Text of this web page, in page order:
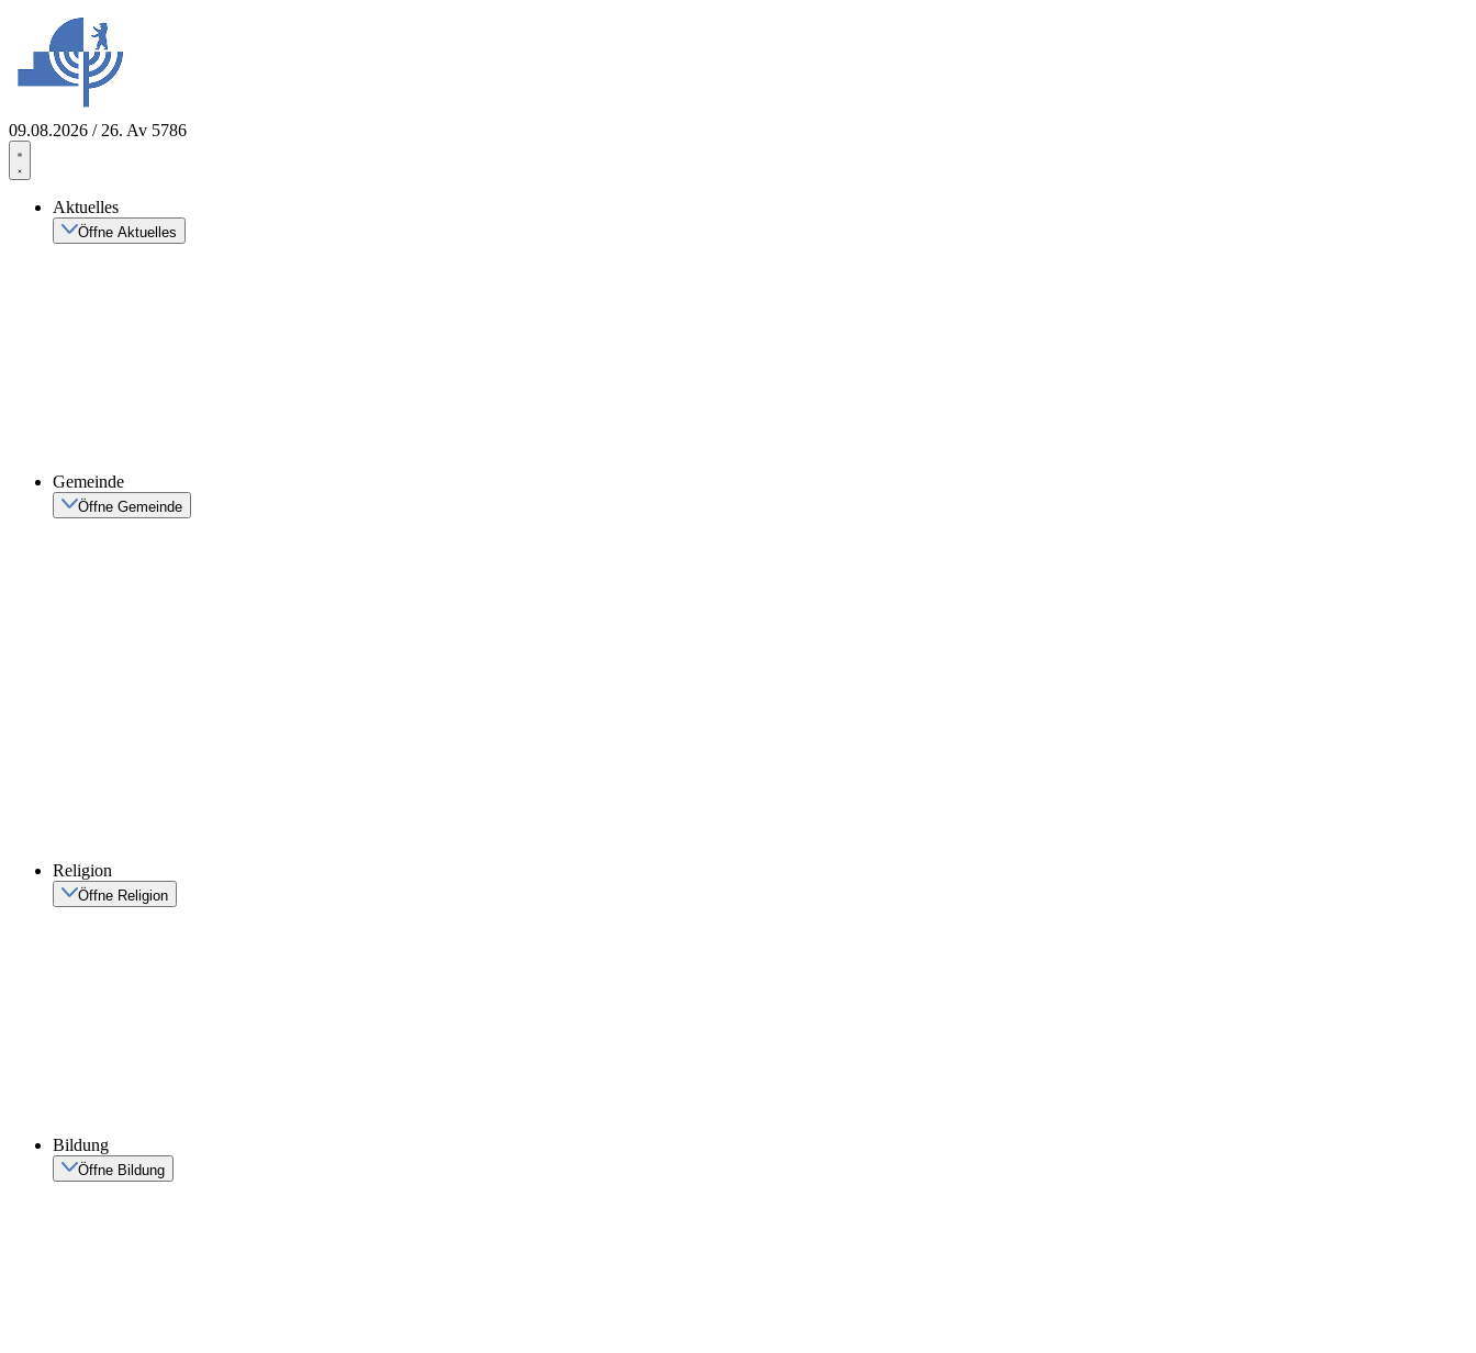
springen
09.08.2026 / 26. Av 5786
Aktuelles
Öffne Aktuelles
Gemeinde
Öffne Gemeinde
Religion
Öffne Religion
Bildung
Öffne Bildung